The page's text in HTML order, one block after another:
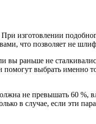
изготовлении
что позволяет не
вы раньше не
выбрать именно
не превышать 60 %,
в случае, если эти